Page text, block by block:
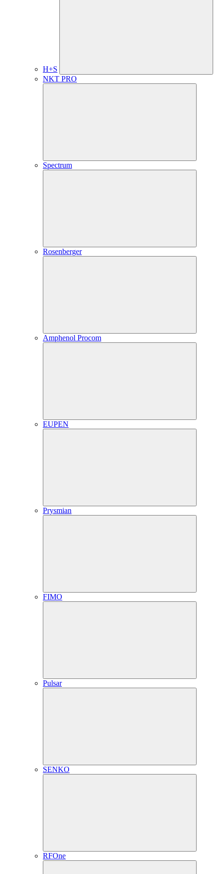
H+S
NKT PRO
Spectrum
Rosenberger
Amphenol Procom
EUPEN
Prysmian
FIMO
Pulsar
SENKO
RFOne